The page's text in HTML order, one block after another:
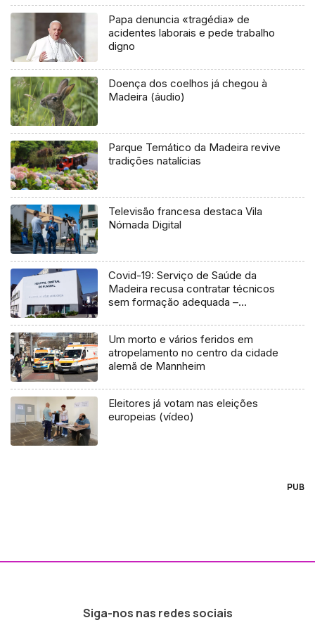
Papa denuncia «tragédia» de
acidentes laborais e pede trabalho
digno
Doença dos coelhos já chegou à
Madeira (áudio)
Parque Temático da Madeira revive
tradições natalícias
Televisão francesa destaca Vila
Nómada Digital
Covid-19: Serviço de Saúde da
Madeira recusa contratar técnicos
sem formação adequada –
Um morto e vários feridos em
atropelamento no centro da cidade
alemã de Mannheim
Eleitores já votam nas eleições
europeias (vídeo)
PUB
Siga-nos nas redes sociais